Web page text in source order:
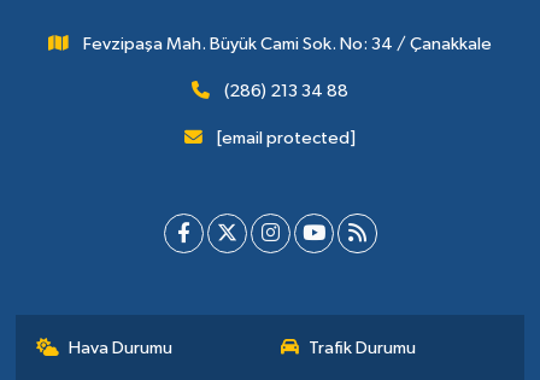
Fevzipaşa Mah. Büyük Cami Sok. No: 34 / Çanakkale
(286) 213 34 88
[email protected]
Hava Durumu Trafik Durumu